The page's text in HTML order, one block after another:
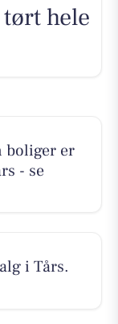
hele
boliger er
- se
i Tårs.